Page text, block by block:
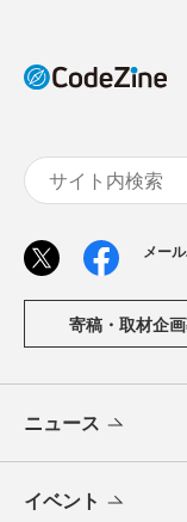
メー
寄稿・取材企
ニュース
イベント